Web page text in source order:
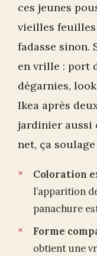
ces jeunes
vieilles
fadasse sinon.
en vrille : port
dégarnies,
Ikea après
jardinier aussi
net, ça
Coloration
l’apparition
panachure
Forme
obtient une